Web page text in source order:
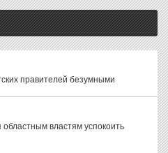
правителей безумными
областным властям успокоить